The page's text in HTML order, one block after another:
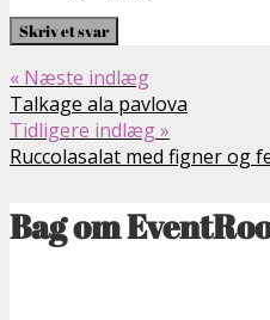
« Næste indlæg
Talkage ala pavlova
Tidligere indlæg »
Ruccolasalat med figner og
Bag om